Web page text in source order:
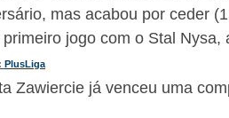
mas acabou por ceder
jogo com o Stal
PlusLiga
Zawiercie já venceu uma